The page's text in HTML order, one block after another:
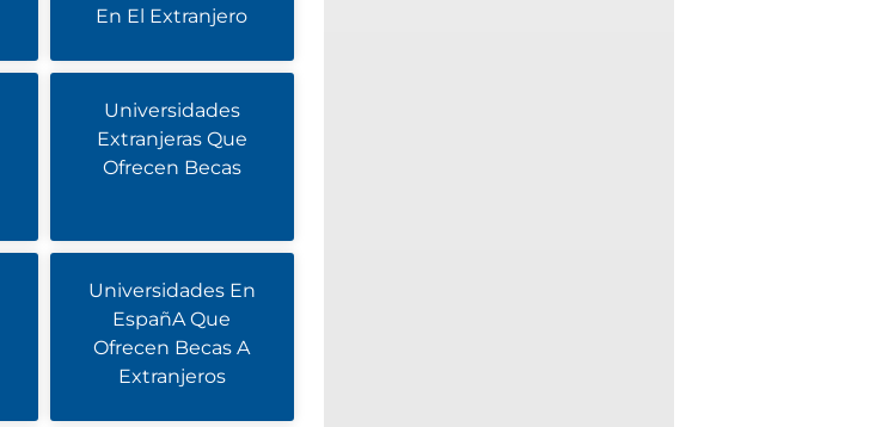
En El Extranjero
Universidades
Extranjeras Que
Ofrecen Becas
Universidades En
EspañA Que
Ofrecen Becas A
Extranjeros